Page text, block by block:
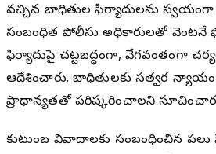
వచ్చిన బాధితుల ఫిర్యాదులను స్వయంగా
సంబంధిత పోలీసు అధికారులతో వెంటనే
ఫిర్యాదుపై చట్టబద్ధంగా, వేగవంతంగా
ఆదేశించారు. బాధితులకు సత్వర న్యాయం
ప్రాధాన్యతతో పరిష్కరించాలని
కుటుంబ వివాదాలకు సంబంధించిన పలు